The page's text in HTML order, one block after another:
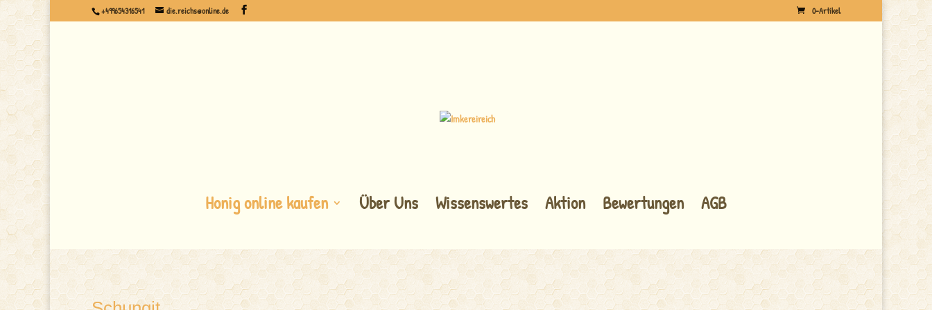
+499654316541 die.reichs@online.de 0-Artikel
Honig online kaufen Über Uns Wissenswertes Aktion Bewertungen AGB